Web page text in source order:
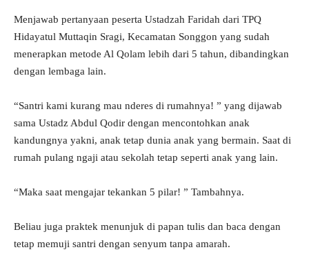
Menjawab pertanyaan peserta Ustadzah Faridah dari TPQ
Hidayatul Muttaqin Sragi, Kecamatan Songgon yang sudah
menerapkan metode Al Qolam lebih dari 5 tahun, dibandingkan
dengan lembaga lain.
“Santri kami kurang mau nderes di rumahnya! ” yang dijawab
sama Ustadz Abdul Qodir dengan mencontohkan anak
kandungnya yakni, anak tetap dunia anak yang bermain. Saat di
rumah pulang ngaji atau sekolah tetap seperti anak yang lain.
“Maka saat mengajar tekankan 5 pilar! ” Tambahnya.
Beliau juga praktek menunjuk di papan tulis dan baca dengan
tetap memuji santri dengan senyum tanpa amarah.